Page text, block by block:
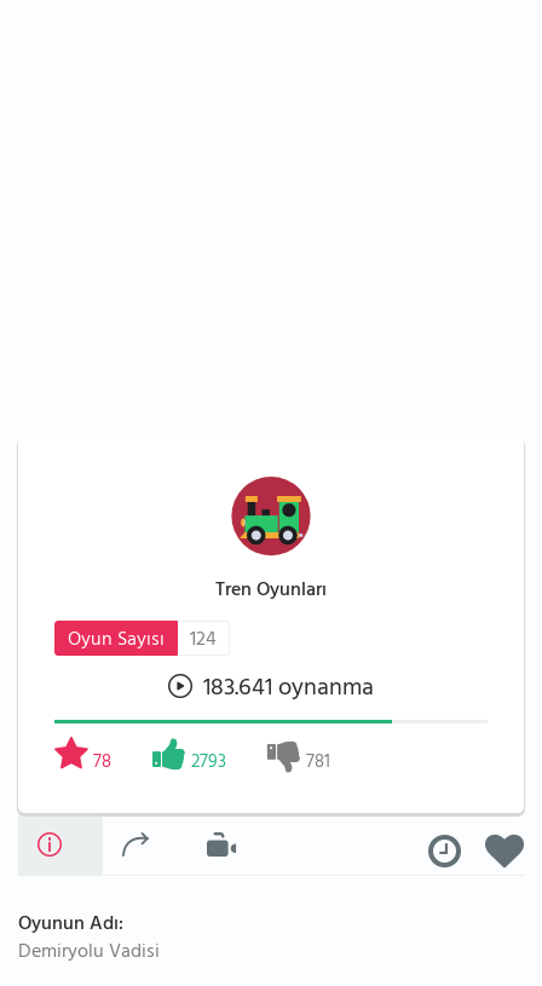
Tren Oyunları
Oyun Sayısı
124
183.641 oynanma
78 2793 781
Oyunun Adı:
Demiryolu Vadisi